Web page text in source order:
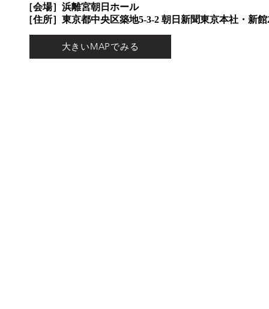
［会場］浜離宮朝日ホール
［住所］東京都中央区築地5-3-2 朝日新聞東京本社・新館
大きいMAPでみる